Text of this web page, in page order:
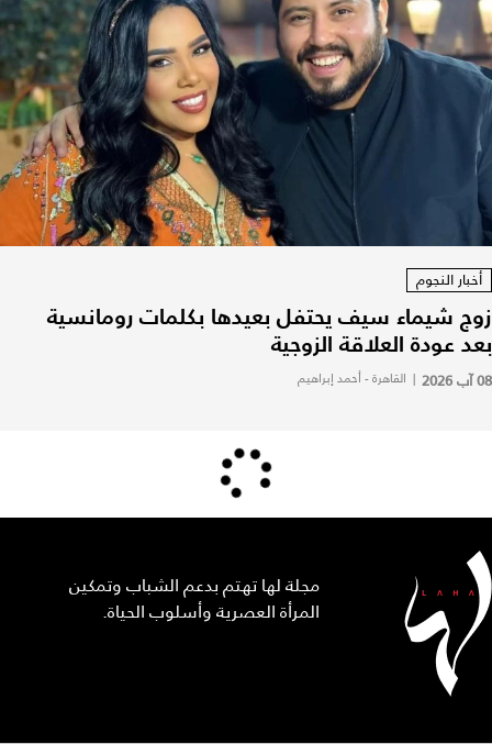
أخبار النجوم
زوج شيماء سيف يحتفل بعيدها بكلمات رومانسية
بعد عودة العلاقة الزوجية
08 آب 2026 | القاهرة - أحمد إبراهيم
مجلة لها تهتم بدعم الشباب وتمكين
المرأة العصرية وأسلوب الحياة.